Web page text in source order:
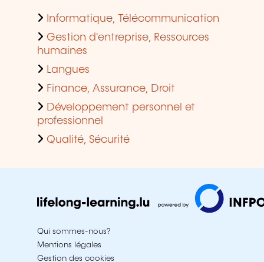
Informatique, Télécommunication
Gestion d'entreprise, Ressources
humaines
Langues
Finance, Assurance, Droit
Développement personnel et
professionnel
Qualité, Sécurité
Qui sommes-nous?
Mentions légales
Gestion des cookies